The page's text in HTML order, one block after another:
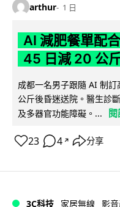
arthur 1 日
AI 減肥餐單配
45 日減 20 公
成都一名男子跟隨 AI 制
公斤後昏迷送院。醫生診
及多器官功能障礙。...
23 4 ↗ 分享
3C科技 家居無線 影